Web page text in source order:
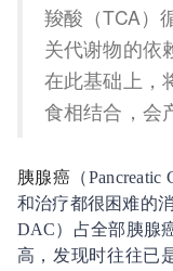
羧酸（TCA）
关代谢物的依
在此基础上，
食相结合，会
胰腺癌 （
和治疗都很困难的
DAC）占全部胰腺
高，发现时往往已